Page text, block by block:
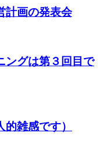
計画の発表会
ングは第３回目で
雑感です）